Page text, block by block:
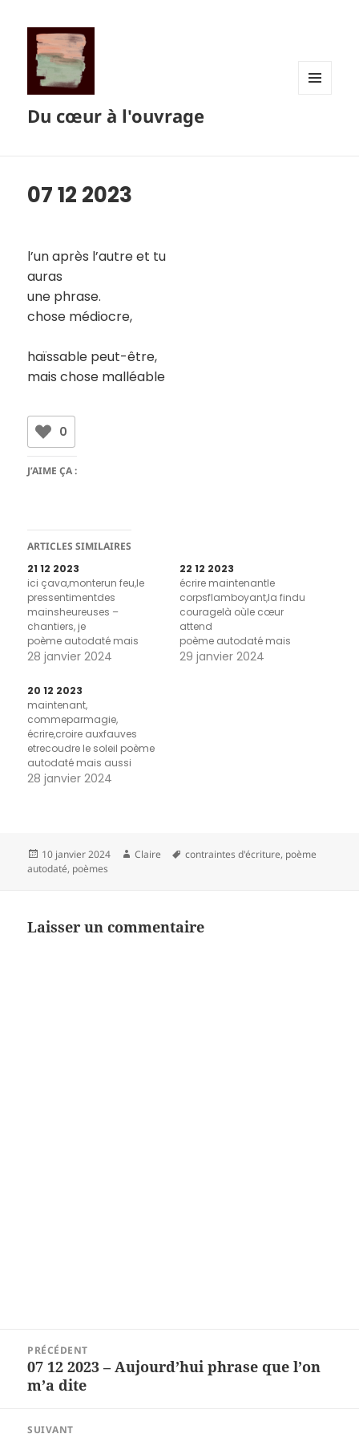
Du cœur à l'ouvrage
07 12 2023
l’un après l’autre et tu
auras
une phrase.
chose médiocre,
haïssable peut-être,
mais chose malléable
0
J’AIME ÇA :
ARTICLES SIMILAIRES
21 12 2023
ici çava,monterun feu,le
pressentimentdes
mainsheureuses –
chantiers, je
poème autodaté mais
aussi poème de titres
28 janvier 2024
22 12 2023
écrire maintenantle
corpsflamboyant,la findu
couragelà oùle cœur
attend
poème autodaté mais
aussi poème de titres
29 janvier 2024
20 12 2023
maintenant,
commeparmagie,
écrire,croire auxfauves
etrecoudre le soleil poème
autodaté mais aussi
poème de titres
28 janvier 2024
Publié
le
10 janvier 2024 Auteur
Claire
Mots-
contraintes d'écriture, poème
autodaté, poèmes
Laisser un commentaire
l’article
PRÉCÉDENT
Article
précédent :
07 12 2023 – Aujourd’hui phrase que l’on
m’a dite
SUIVANT